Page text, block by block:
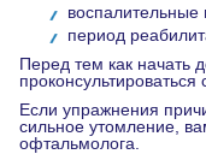
воспалительные
период
Перед тем как начать
проконсультироваться
Если упражнения
сильное утомление,
офтальмолога.